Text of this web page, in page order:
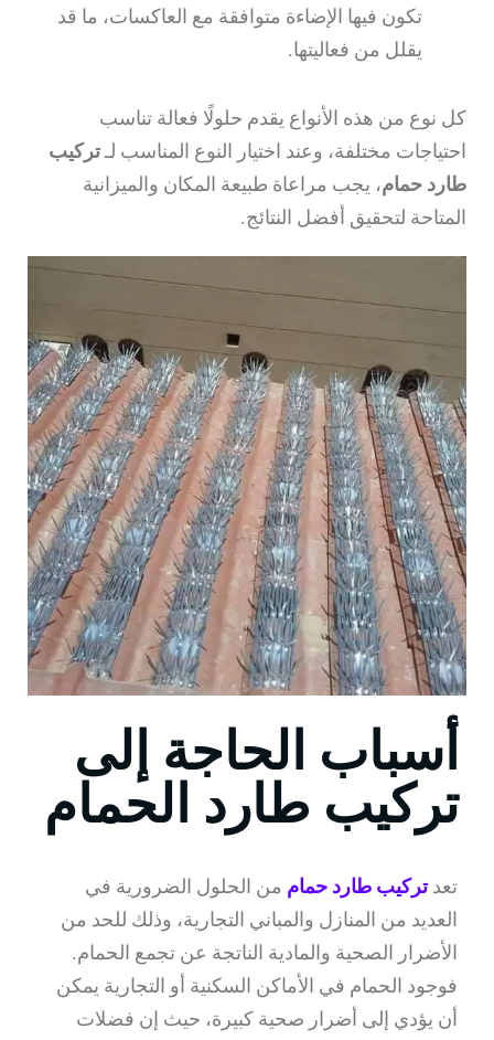
تكون فيها الإضاءة متوافقة مع العاكسات، ما قد
يقلل من فعاليتها.
كل نوع من هذه الأنواع يقدم حلولًا فعالة تناسب
احتياجات مختلفة، وعند اختيار النوع المناسب لـتركيب
طارد حمام، يجب مراعاة طبيعة المكان والميزانية
المتاحة لتحقيق أفضل النتائج.
أسباب الحاجة إلى
تركيب طارد الحمام
تعدتركيب طارد حمام من الحلول الضرورية في
العديد من المنازل والمباني التجارية، وذلك للحد من
الأضرار الصحية والمادية الناتجة عن تجمع الحمام.
فوجود الحمام في الأماكن السكنية أو التجارية يمكن
أن يؤدي إلى أضرار صحية كبيرة، حيث إن فضلات